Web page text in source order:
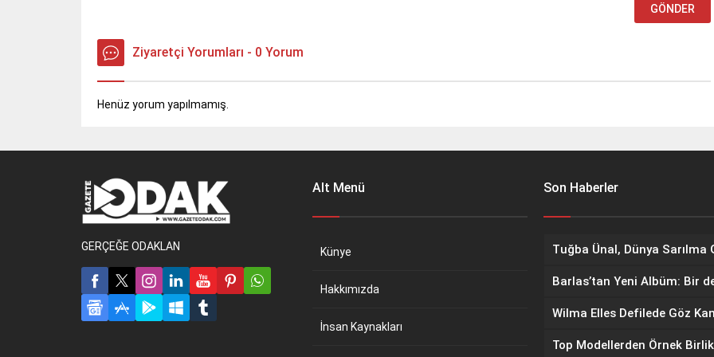
Ziyaretçi Yorumları - 0 Yorum
Henüz yorum yapılmamış.
GERÇEĞE ODAKLAN
Alt Menü
Künye
Hakkımızda
İnsan Kaynakları
Son Haberler
Barlas’tan Yeni Albüm: Bir
Top Modellerden Örnek